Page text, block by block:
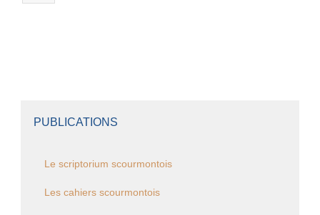
PUBLICATIONS
Le scriptorium scourmontois
Les cahiers scourmontois